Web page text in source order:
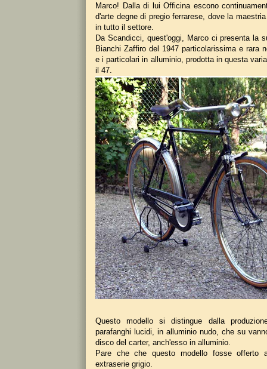
Marco! Dalla di lui Officina escono
d'arte degne di pregio ferrarese, dove la
in tutto il settore.
Da Scandicci, quest'oggi, Marco ci presenta la
Bianchi Zaffiro del 1947 particolarissima e rara
e i particolari in alluminio, prodotta in questa
il 47.
Questo modello si distingue dalla
parafanghi lucidi, in alluminio nudo, che su
disco del carter, anch'esso in alluminio.
Pare che che questo modello fosse offerto
extraserie grigio.